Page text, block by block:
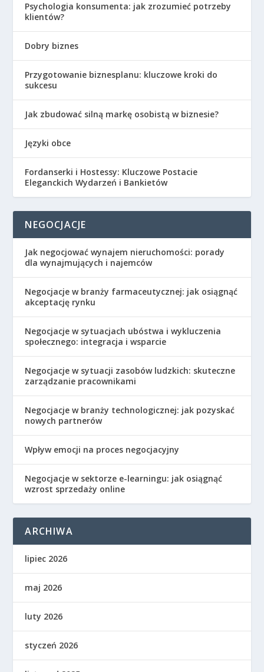
Psychologia konsumenta: jak zrozumieć potrzeby
klientów?
Dobry biznes
Przygotowanie biznesplanu: kluczowe kroki do
sukcesu
Jak zbudować silną markę osobistą w biznesie?
Języki obce
Fordanserki i Hostessy: Kluczowe Postacie
Eleganckich Wydarzeń i Bankietów
NEGOCJACJE
Jak negocjować wynajem nieruchomości: porady
dla wynajmujących i najemców
Negocjacje w branży farmaceutycznej: jak osiągnąć
akceptację rynku
Negocjacje w sytuacjach ubóstwa i wykluczenia
społecznego: integracja i wsparcie
Negocjacje w sytuacji zasobów ludzkich: skuteczne
zarządzanie pracownikami
Negocjacje w branży technologicznej: jak pozyskać
nowych partnerów
Wpływ emocji na proces negocjacyjny
Negocjacje w sektorze e-learningu: jak osiągnąć
wzrost sprzedaży online
ARCHIWA
lipiec 2026
maj 2026
luty 2026
styczeń 2026